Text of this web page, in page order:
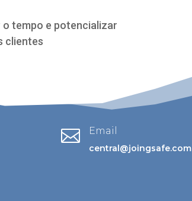
tempo e potencializar
clientes
 Email
central@joingsafe.com